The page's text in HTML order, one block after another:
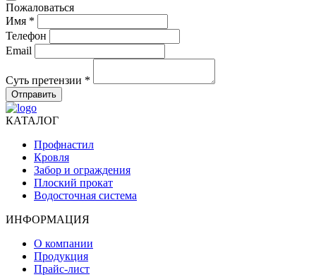
Пожаловаться
Имя *
Телефон
Email
Суть претензии *
Отправить
КАТАЛОГ
Профнастил
Кровля
Забор и ограждения
Плоский прокат
Водосточная система
ИНФОРМАЦИЯ
О компании
Продукция
Прайс-лист